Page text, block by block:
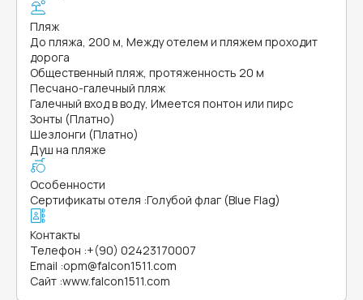
Пляж
До пляжа, 200 м, Между отелем и пляжем проходит
дорога
Общественный пляж, протяженность 20 м
Песчано-галечный пляж
Галечный вход в воду, Имеется понтон или пирс
Зонты (Платно)
Шезлонги (Платно)
Душ на пляже
Особенности
Сертификаты отеля :Голубой флаг (Blue Flag)
Контакты
Телефон :+(90) 02423170007
Email :opm@falcon1511.com
Сайт :www.falcon1511.com